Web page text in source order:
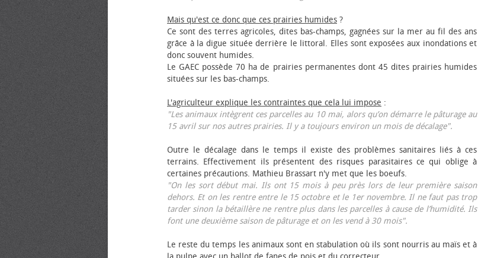
Mais qu'est ce donc que ces prairies humides ?
Ce sont des terres agricoles, dites bas-champs, gagnées sur la mer au fil des ans
grâce à la digue située derrière le littoral. Elles sont exposées aux inondations et
donc souvent humides.
Le GAEC possède 70 ha de prairies permanentes dont 45 dites prairies humides
situées sur les bas-champs.
L'agriculteur explique les contraintes que cela lui impose :
"Les animaux intègrent ces parcelles au 10 mai, alors qu’on démarre le pâturage au
15 avril sur nos autres prairies. Il y a toujours environ un mois de décalage".
Outre le décalage dans le temps il existe des problèmes sanitaires liés à ces
terrains. Effectivement ils présentent des risques parasitaires ce qui oblige à
certaines précautions. Mathieu Brassart n'y met que les bœufs.
"On les sort début mai. Ils ont 15 mois à peu près lors de leur première saison
dehors. Et on les rentre entre le 15 octobre et le 1er novembre. Il ne faut pas trop
tarder sinon la bétaillère ne rentre plus dans les parcelles à cause de l’humidité. Ils
font une deuxième saison de pâturage et on les vend à 30 mois".
Le reste du temps les animaux sont en stabulation où ils sont nourris au maïs et à